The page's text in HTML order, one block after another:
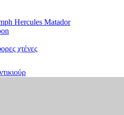
Hercules Matador
χτένες